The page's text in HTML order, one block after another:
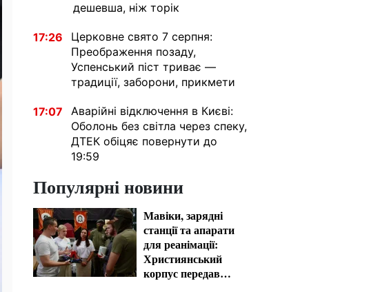
дешевша, ніж торік
17:26
Церковне свято 7 серпня:
Преображення позаду,
Успенський піст триває —
традиції, заборони, прикмети
17:07
Аварійні відключення в Києві:
Оболонь без світла через спеку,
ДТЕК обіцяє повернути до
19:59
Популярні новини
Мавіки, зарядні
станції та апарати
для реанімації:
Християнський
корпус передав